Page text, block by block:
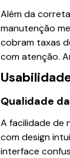
Além da
manutenção
cobram taxas
com atenção.
Qualidade
A facilidade de
com design
interface